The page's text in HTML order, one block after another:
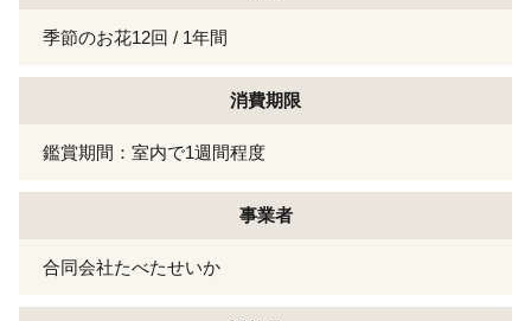
季節のお花12回 / 1年間
消費期限
鑑賞期間：室内で1週間程度
事業者
合同会社たべたせいか